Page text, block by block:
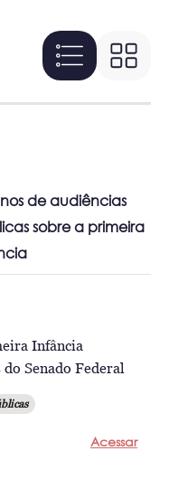
de audiências
sobre a primeira
Infância
Senado Federal
Acessar